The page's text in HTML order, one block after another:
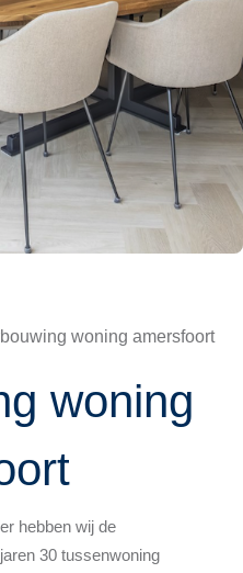
woning amersfoort
woning
hebben wij de
30 tussenwoning